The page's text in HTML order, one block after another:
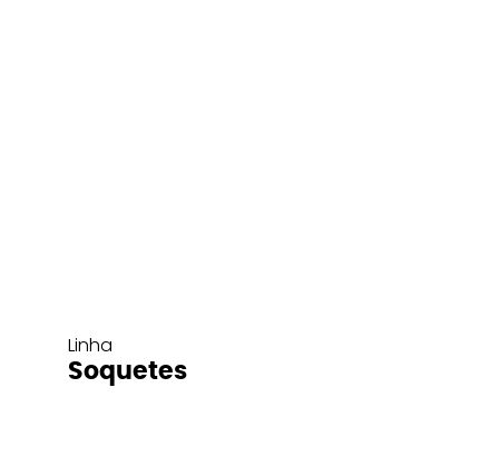
Linha
Soquetes